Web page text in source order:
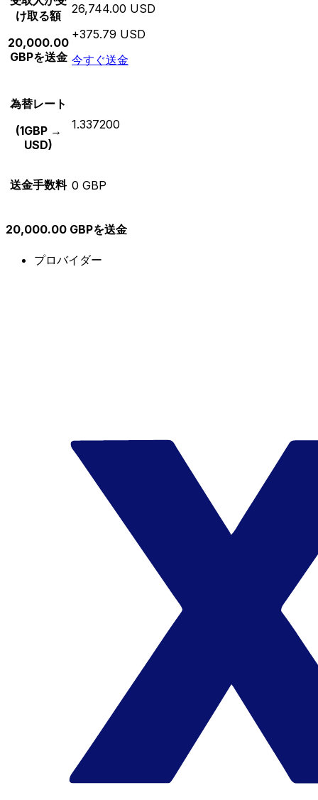
け取る額
20,000.00
GBPを送金
26,744.00 USD
+375.79 USD
今すぐ送金
為替レート
(1GBP →
USD)
1.337200
送金手数料 0 GBP
20,000.00 GBPを送金
プロバイダー